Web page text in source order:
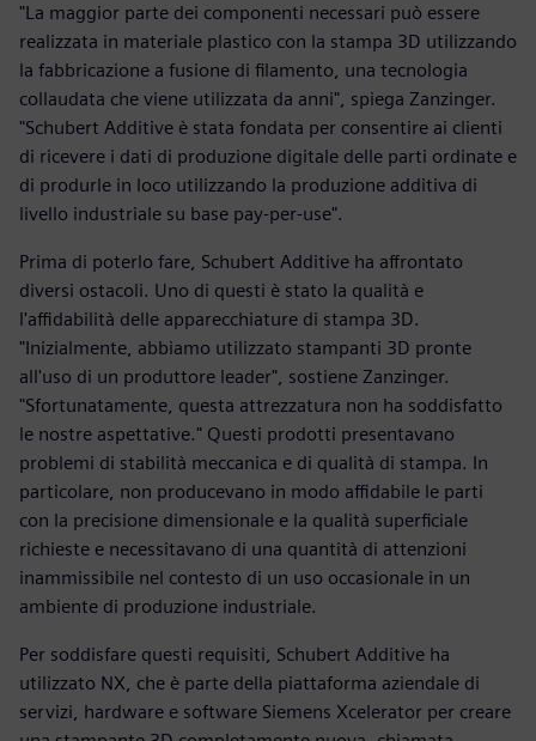
"La maggior parte dei componenti necessari può essere
realizzata in materiale plastico con la stampa 3D utilizzando
la fabbricazione a fusione di filamento, una tecnologia
collaudata che viene utilizzata da anni", spiega Zanzinger.
"Schubert Additive è stata fondata per consentire ai clienti
di ricevere i dati di produzione digitale delle parti ordinate e
di produrle in loco utilizzando la produzione additiva di
livello industriale su base pay-per-use".
Prima di poterlo fare, Schubert Additive ha affrontato
diversi ostacoli. Uno di questi è stato la qualità e
l'affidabilità delle apparecchiature di stampa 3D.
"Inizialmente, abbiamo utilizzato stampanti 3D pronte
all'uso di un produttore leader", sostiene Zanzinger.
"Sfortunatamente, questa attrezzatura non ha soddisfatto
le nostre aspettative." Questi prodotti presentavano
problemi di stabilità meccanica e di qualità di stampa. In
particolare, non producevano in modo affidabile le parti
con la precisione dimensionale e la qualità superficiale
richieste e necessitavano di una quantità di attenzioni
inammissibile nel contesto di un uso occasionale in un
ambiente di produzione industriale.
Per soddisfare questi requisiti, Schubert Additive ha
utilizzato NX, che è parte della piattaforma aziendale di
servizi, hardware e software Siemens Xcelerator per creare